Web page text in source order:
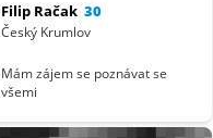
Filip Račak 30
Český Krumlov
Mám zájem se poznávat se
všemi